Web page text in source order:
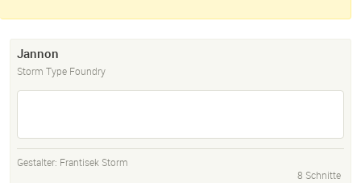
Jannon
Storm Type Foundry
Gestalter: Frantisek Storm
8 Schnitte